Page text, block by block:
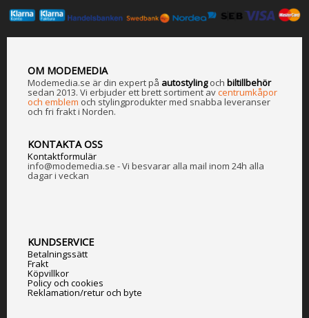
OM MODEMEDIA
Modemedia.se är din expert på autostylingoch biltillbehör
sedan 2013. Vi erbjuder ett brett sortiment avcentrumkåpor
och emblem och stylingprodukter med snabba leveranser
och fri frakt i Norden.
KONTAKTA OSS
Kontaktformulär
info@modemedia.se - Vi besvarar alla mail inom 24h alla
dagar i veckan
KUNDSERVICE
Betalningssätt
Frakt
Köpvillkor
Policy och cookies
Reklamation/retur och byte